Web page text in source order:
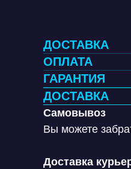
ДОСТАВКА
ОПЛАТА
ГАРАНТИЯ
ДОСТАВКА
Самовывоз
Вы можете
Доставка